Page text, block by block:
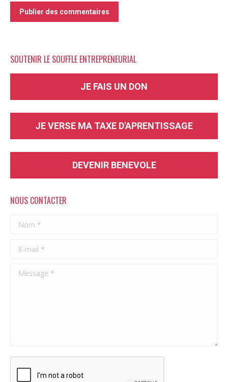
Publier des commentaires
SOUTENIR LE SOUFFLE ENTREPRENEURIAL
JE FAIS UN DON
JE VERSE MA TAXE D'APRENTISSAGE
DEVENIR BENEVOLE
NOUS CONTACTER
Nom *
E-mail *
Message *